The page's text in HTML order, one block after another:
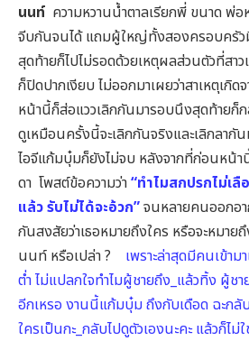
นนท์ ความหวานน้ำตาลเรียกพี่ ขนาด พ่
จีบกันจนได้ แถมผู้ใหญ่ทั้งสองครอบครัว
สุดท้ายก็ไปไม่รอดด้วยเหตุผลส่วนตัวที่ส
ก็ปิดปากเงียบ ไม่ออกมาเผยว่าสาเหตุเกิด
หน้านี้ก็ส่อแววเลิกกันมารอบนึงสุดท้ายก็
ดูเหมือนครั้งนี้จะเลิกกันจริงและเลิกลากั
ไอจีแก้มบุ๋มก็ยังไม่จบ หลังจากที่ก่อนหน้า
ดา โพสต์ข้อความว่า“ทำไมสกปรกไม่เ
แล้ว รับไม่ได้จะอ้วก”จนหลายคนออกอ
กันสงสัยว่าเธอหมายถึงใคร หรือจะหมา
นนท์ หรือเปล่า ? เพราะล่าสุดมีคนเข้าม
ต่ำ ไม่แปลกใจทำไมผู้ชายถึง_แล้วทิ้ง ผู้ชา
อีกเหรอ งานนี้แก้มบุ๋ม ถึงกับเดือด ฉะกลับ
ใครเป็นกะ_กลับไปดูตัวเองนะคะ แล้วก็ไม่ใ